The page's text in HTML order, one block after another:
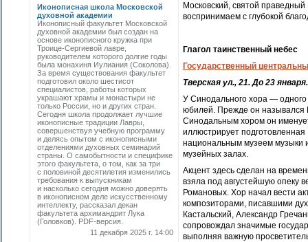
Иконописная школа Московской
духовной академии
Иконописный факультет Московской
духовной академии был создан на
основе иконописного кружка при
Троице-Сергиевой лавре,
руководителем которого долгие годы
была монахиня Иулиания (Соколова).
За время существования факультет
подготовил около шестисот
специалистов, работы которых
украшают храмы и монастыри не
только России, но и других стран.
Сегодня школа продолжает лучшие
иконописные традиции Лавры,
совершенствуя учебную программу
и делясь опытом с иконописными
отделениями духовных семинарий
страны. О самобытности и специфике
этого факультета, о том, как за три
с половиной десятилетия изменились
требования к выпускникам
и насколько сегодня можно доверять
в иконописном деле искусственному
интеллекту, рассказал декан
факультета архимандрит Лука
(Головков). PDF-версия.
11 декабря 2025 г. 14:00
Московский, святой
воспринимаем с глубокой
Глагол таинственный небес
Государственный
Тверская ул., 21. До 23 января.
У Синодального хора — одного
юбилей. Прежде он назывался
Синодальным хором он
иллюстрирует
национальным музеем музыки
музейных залах.
Акцент здесь сделан на
взяла под августейшую опеку
Романовых. Хор начал вести
композиторами, писавшими
Кастальский, Александр
сопровождал значимые
выполняя важную